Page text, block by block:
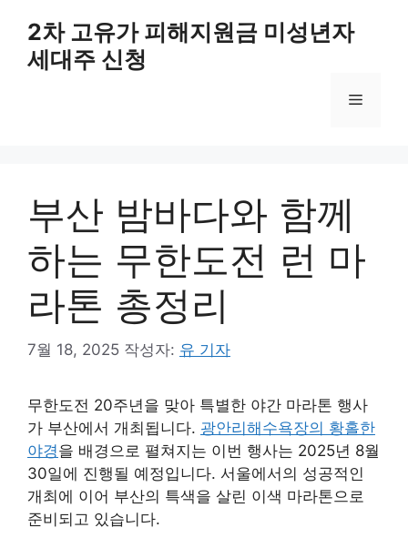
2차 고유가 피해지원금 미성년자
세대주 신청
메
부산 밤바다와 함께
하는 무한도전 런 마
라톤 총정리
7월 18, 2025 작성자: 유 기자
무한도전 20주년을 맞아 특별한 야간 마라톤 행사
가 부산에서 개최됩니다. 광안리해수욕장의 황홀한
야경을 배경으로 펼쳐지는 이번 행사는 2025년 8월
30일에 진행될 예정입니다. 서울에서의 성공적인
개최에 이어 부산의 특색을 살린 이색 마라톤으로
준비되고 있습니다.